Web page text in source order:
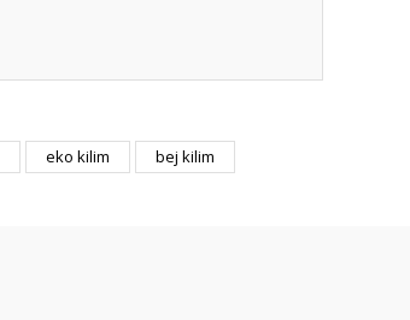
eko kilim bej kilim